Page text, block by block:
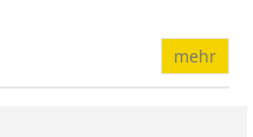
mehr